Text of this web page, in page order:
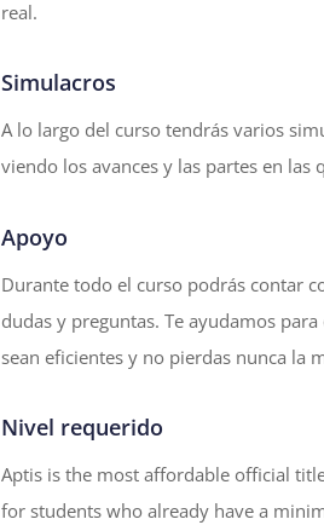
real.
Simulacros
A lo largo del curso tendrás varios
viendo los avances y las partes en las
Apoyo
Durante todo el curso podrás contar
dudas y preguntas. Te ayudamos
sean eficientes y no pierdas nunca la
Nivel requerido
Aptis is the most affordable official
for students who already have a